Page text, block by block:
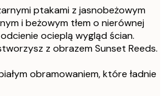
ptakami z jasnobeżowym
i beżowym tłem o nierównej
ocieplą wygląd ścian.
z obrazem Sunset Reeds.
obramowaniem, które ładnie